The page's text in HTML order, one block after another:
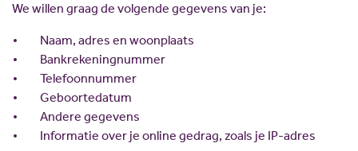
We willen graag de volgende gegevens van je:
Naam, adres en woonplaats
Bankrekeningnummer
Telefoonnummer
Geboortedatum
Andere gegevens
Informatie over je online gedrag, zoals je IP-adres